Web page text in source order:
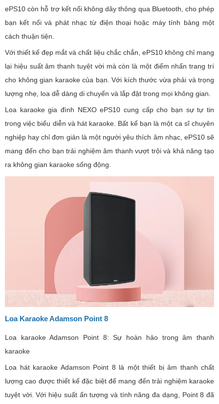
ePS10 còn hỗ trợ kết nối không dây thông qua Bluetooth, cho phép
bạn kết nối và phát nhạc từ điện thoại hoặc máy tính bảng một
cách thuận tiện.
Với thiết kế đẹp mắt và chất liệu chắc chắn, ePS10 không chỉ mang
lại hiệu suất âm thanh tuyệt vời mà còn là một điểm nhấn trang trí
cho không gian karaoke của bạn. Với kích thước vừa phải và trọng
lượng nhẹ, loa dễ dàng di chuyển và lắp đặt trong mọi không gian.
Loa karaoke gia đình NEXO ePS10 cung cấp cho bạn sự tự tin
trong việc biểu diễn và hát karaoke. Bất kể bạn là một ca sĩ chuyên
nghiệp hay chỉ đơn giản là một người yêu thích âm nhạc, ePS10 sẽ
mang đến cho bạn trải nghiệm âm thanh vượt trội và khả năng tạo
ra không gian karaoke sống động.
Loa Karaoke Adamson Point 8
Loa karaoke Adamson Point 8: Sự hoàn hảo trong âm thanh
karaoke
Loa hát karaoke Adamson Point 8 là một thiết bị âm thanh chất
lượng cao được thiết kế đặc biệt để mang đến trải nghiệm karaoke
tuyệt vời. Với hiệu suất ấn tượng và tính năng đa dạng, Point 8 đã